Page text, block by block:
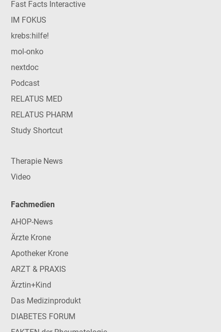
Fast Facts Interactive
IM FOKUS
krebs:hilfe!
mol-onko
nextdoc
Podcast
RELATUS MED
RELATUS PHARM
Study Shortcut
Therapie News
Video
Fachmedien
AHOP-News
Ärzte Krone
Apotheker Krone
ARZT & PRAXIS
Ärztin+Kind
Das Medizinprodukt
DIABETES FORUM